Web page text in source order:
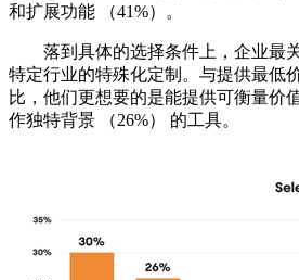
和扩展功能 （41%）。
落到具体的选择条件上，企业最
特定行业的特殊化定制。与提供最低
比，他们更想要的是能提供可衡量价
作独特背景 （26%） 的工具。